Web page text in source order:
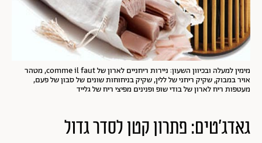
מימין למעלה ובכיוון השעון: ניירות ריחניים לארון של comme il faut, מטהר
אויר במבוק, שקיק ריחני של ללין, שקיק בניחוחות שונים של סבון של פעם,
מעטפות ריח לארון של בודי שופ ופנינים מפיצי ריח של גלייד
גאדג'טים: פתרון קטן לסדר גדול